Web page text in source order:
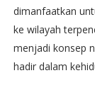
dimanfaatkan
ke wilayah
menjadi konsep
hadir dalam